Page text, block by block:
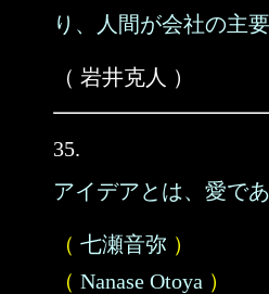
り、人間が会社の主
（ 岩井克人 ）
35.
アイデアとは、愛であ
（ 七瀬音弥 ）
（ Nanase Otoya ）